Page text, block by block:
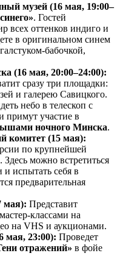
музей (16 мая, 19:00–
. Гостей
всех оттенков индиго и
в оригинальном синем
бабочкой,
(16 мая, 20:00–24:00):
сразу три площадки:
и галерею Савицкого.
небо в телескоп с
примут участие в
ночного Минска.
комитет (15 мая):
по крупнейшей
можно встретиться
испытать себя в
предварительная
мая): Представит
классами на
на VHS и аукционами.
мая, 23:00): Проведет
отражений» в фойе